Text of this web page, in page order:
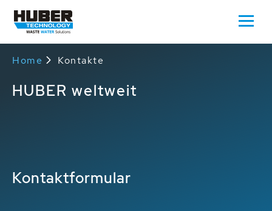
Home Kontakte
HUBER weltweit
Kontaktformular